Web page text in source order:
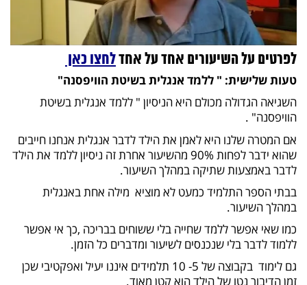
לפרטים על השיעורים אחד על אחדלחצו כאן
טעות שלישית: " ללמד אנגלית בשיטת הוויפסנה"
השגיאה הגדולה מכולם היא הניסיון " ללמד אנגלית בשיטת
הוויפסנה" .
אם המטרה שלנו היא לאמן את הילד לדבר אנגלית אנחנו חייבים
שהוא ידבר לפחות 90% מהשיעור אחרת זה ניסיון ללמד את הילד
לדבר באמצעות שתיקה במהלך השיעור.
בבתי הספר התלמיד כמעט לא מוציא מילה אחת באנגלית
במהלך השיעור.
כמו שאי אפשר ללמד שחייה בלי ששוחים בבריכה ,כך אי אפשר
ללמוד לדבר בלי שנכנסים לשיעור ומדברים כל הזמן.
גם לימוד בקבוצה של 5- 10 תלמידים איננו יעיל ואפקטיבי שכן
זמן הדיבור נטו של הילד הוא קטן מאוד.